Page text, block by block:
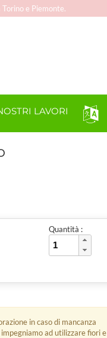
e Piemonte.
LAVORI
Quantità :
in caso di mancanza
ad utilizzare fiori e